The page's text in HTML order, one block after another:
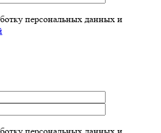
персональных данных и
персональных данных и